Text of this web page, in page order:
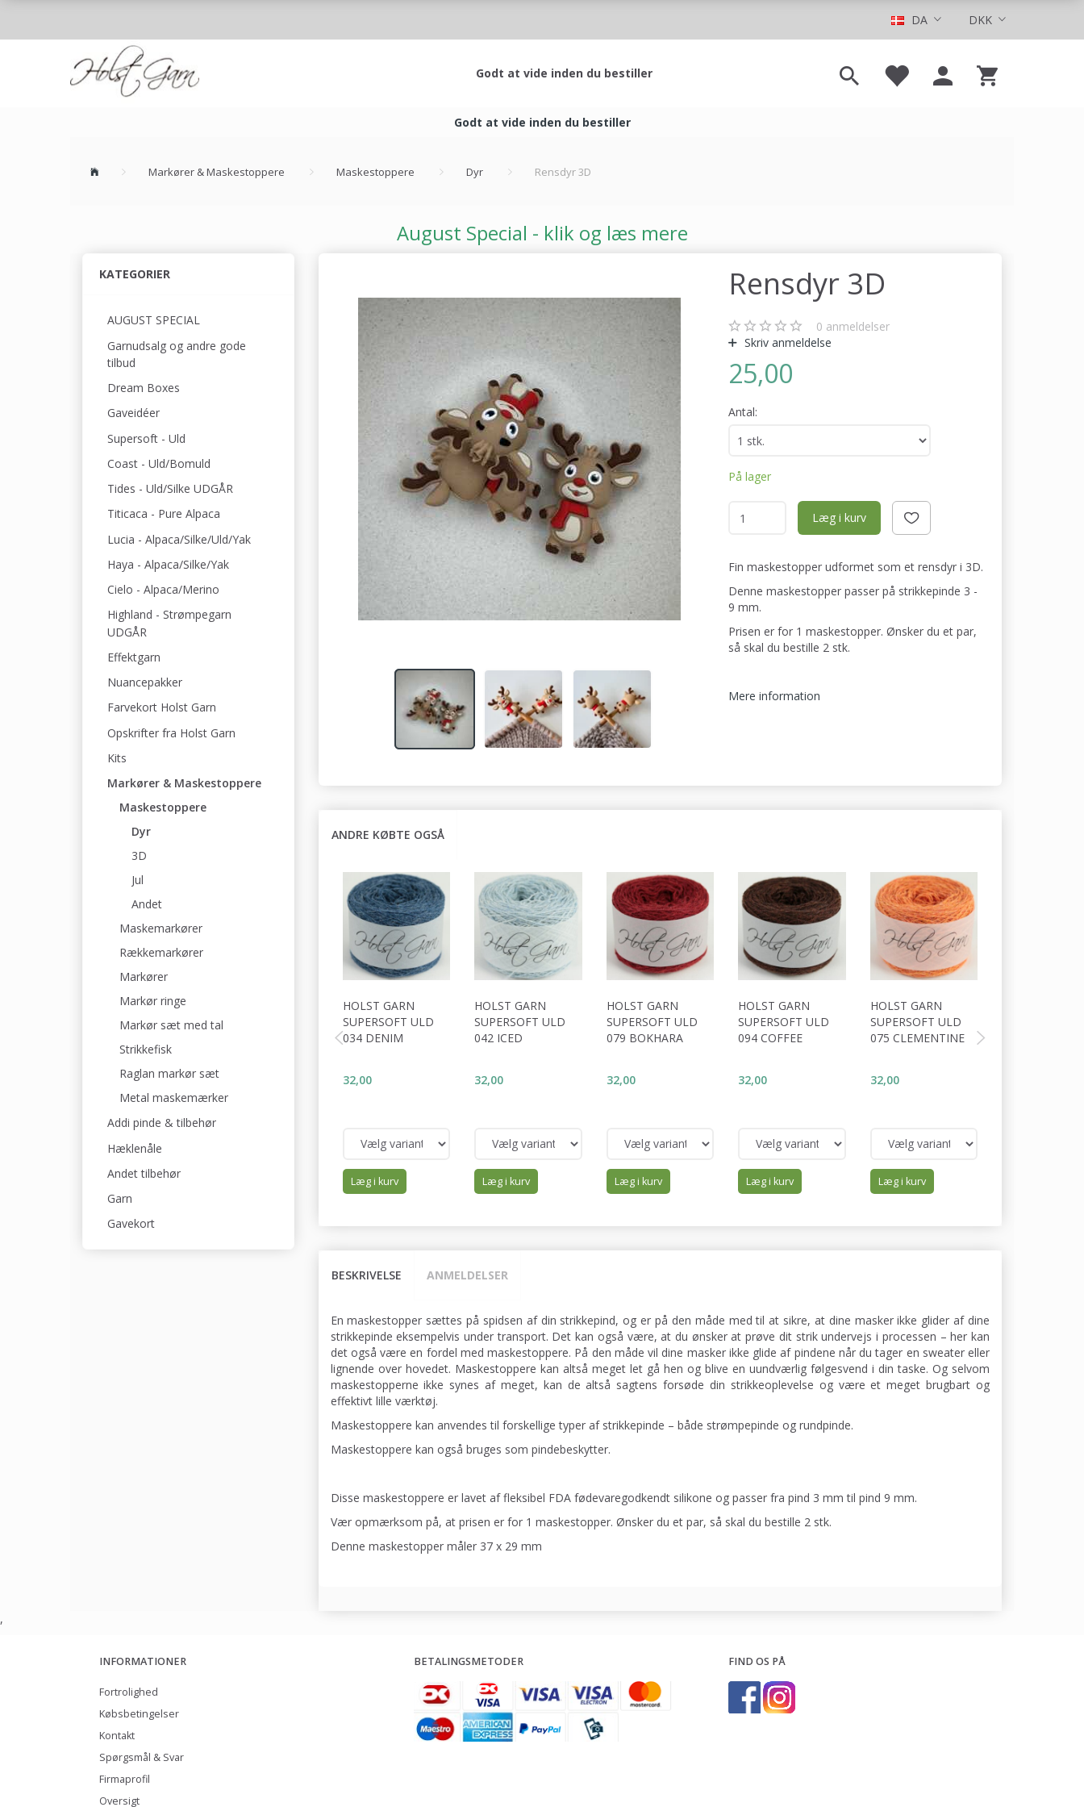
DKK
DA
Godt at vide inden du bestiller
Godt at vide inden du bestiller
Markører & Maskestoppere Maskestoppere Dyr Rensdyr 3D
August Special - klik og læs mere
KATEGORIER
AUGUST SPECIAL
Garnudsalg og andre gode
tilbud
Dream Boxes
Gaveidéer
Supersoft - Uld
Coast - Uld/Bomuld
Tides - Uld/Silke UDGÅR
Titicaca - Pure Alpaca
Lucia - Alpaca/Silke/Uld/Yak
Haya - Alpaca/Silke/Yak
Cielo - Alpaca/Merino
Highland - Strømpegarn
UDGÅR
Effektgarn
Nuancepakker
Farvekort Holst Garn
Opskrifter fra Holst Garn
Kits
Markører & Maskestoppere
Maskestoppere
Dyr
3D
Jul
Andet
Maskemarkører
Rækkemarkører
Markører
Markør ringe
Markør sæt med tal
Strikkefisk
Raglan markør sæt
Metal maskemærker
Addi pinde & tilbehør
Hæklenåle
Andet tilbehør
Garn
Gavekort
Rensdyr 3D
0 anmeldelser
Skriv anmeldelse
25,00
Antal:
På lager
Læg i kurv
Fin maskestopper udformet som et rensdyr i 3D.
Denne maskestopper passer på strikkepinde 3 -
9 mm.
Prisen er for 1 maskestopper. Ønsker du et par,
så skal du bestille 2 stk.
Mere information
ANDRE KØBTE OGSÅ
HOLST GARN
SUPERSOFT ULD
034 DENIM
32,00
Læg i kurv
HOLST GARN
SUPERSOFT ULD
042 ICED
32,00
Læg i kurv
HOLST GARN
SUPERSOFT ULD
079 BOKHARA
32,00
Læg i kurv
HOLST GARN
SUPERSOFT ULD
094 COFFEE
32,00
Læg i kurv
HOLST GARN
SUPERSOFT ULD
075 CLEMENTINE
32,00
Læg i kurv
BESKRIVELSE ANMELDELSER
En maskestopper sættes på spidsen af din strikkepind, og er på den måde med til at sikre, at dine masker ikke glider af dine
strikkepinde eksempelvis under transport. Det kan også være, at du ønsker at prøve dit strik undervejs i processen – her kan
det også være en fordel med maskestoppere. På den måde vil dine masker ikke glide af pindene når du tager en sweater eller
lignende over hovedet. Maskestoppere kan altså meget let gå hen og blive en uundværlig følgesvend i din taske. Og selvom
maskestopperne ikke synes af meget, kan de altså sagtens forsøde din strikkeoplevelse og være et meget brugbart og
effektivt lille værktøj.
Maskestoppere kan anvendes til forskellige typer af strikkepinde – både strømpepinde og rundpinde.
Maskestoppere kan også bruges som pindebeskytter.
Disse maskestoppere er lavet af fleksibel FDA fødevaregodkendt silikone og passer fra pind 3 mm til pind 9 mm.
Vær opmærksom på, at prisen er for 1 maskestopper. Ønsker du et par, så skal du bestille 2 stk.
Denne maskestopper måler 37 x 29 mm
,
INFORMATIONER
Fortrolighed
Købsbetingelser
Kontakt
Spørgsmål & Svar
Firmaprofil
Oversigt
BETALINGSMETODER FIND OS PÅ